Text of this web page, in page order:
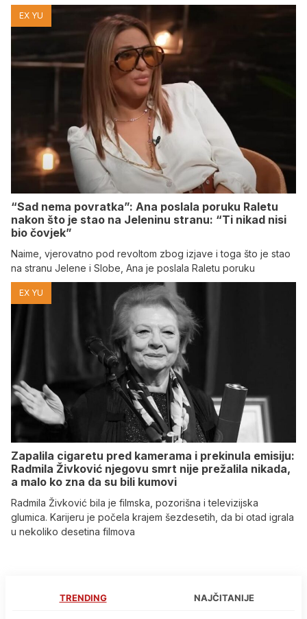
EX YU
“Sad nema povratka”: Ana poslala poruku Raletu
nakon što je stao na Jeleninu stranu: “Ti nikad nisi
bio čovjek”
Naime, vjerovatno pod revoltom zbog izjave i toga što je stao
na stranu Jelene i Slobe, Ana je poslala Raletu poruku
EX YU
Zapalila cigaretu pred kamerama i prekinula emisiju:
Radmila Živković njegovu smrt nije prežalila nikada,
a malo ko zna da su bili kumovi
Radmila Živković bila je filmska, pozorišna i televizijska
glumica. Karijeru je počela krajem šezdesetih, da bi otad igrala
u nekoliko desetina filmova
TRENDING NAJČITANIJE